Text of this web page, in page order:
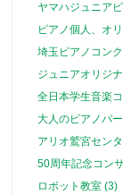
ヤマハジュニア
ピアノ個人、オ
埼玉ピアノコン
ジュニアオリジ
全日本学生音楽
大人のピアノパ
アリオ鷲宮セン
50周年記念コン
ロボット教室 (3)